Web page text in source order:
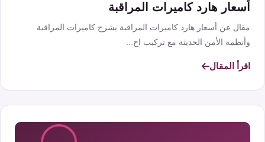
أسعار هارد كاميرات المراقبة
مقال عن أسعار هارد كاميرات المراقبة يشرح كاميرات المراقبة
وأنظمة الأمن الحديثة مع تركيب اح...
اقرأ المقال